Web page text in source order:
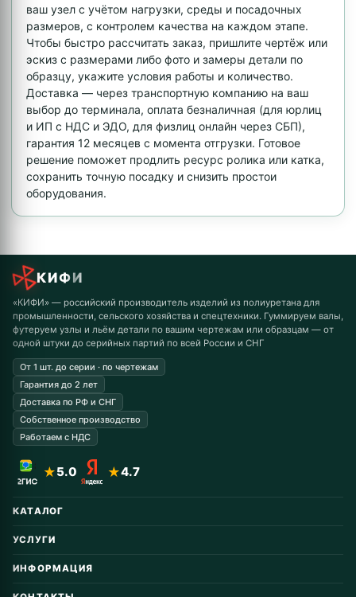
ваш узел с учётом нагрузки, среды и посадочных
размеров, с контролем качества на каждом этапе.
Чтобы быстро рассчитать заказ, пришлите чертёж или
эскиз с размерами либо фото и замеры детали по
образцу, укажите условия работы и количество.
Доставка — через транспортную компанию на ваш
выбор до терминала, оплата безналичная (для юрлиц
и ИП с НДС и ЭДО, для физлиц онлайн через СБП),
гарантия 12 месяцев с момента отгрузки. Готовое
решение поможет продлить ресурс ролика или катка,
сохранить точную посадку и снизить простои
оборудования.
КИФИ
«КИФИ» — российский производитель изделий из полиуретана для
промышленности, сельского хозяйства и спецтехники. Гуммируем валы,
футеруем узлы и льём детали по вашим чертежам или образцам — от
одной штуки до серийных партий по всей России и СНГ
От 1 шт. до серии · по чертежам
Гарантия до 2 лет
Доставка по РФ и СНГ
Собственное производство
Работаем с НДС
★5.0 ★4.7
КАТАЛОГ
Автомобильные запчасти
Дорожная техника
УСЛУГИ
Восстановление колёс
Восстановление катков
ИНФОРМАЦИЯ
Гарантия и возврат